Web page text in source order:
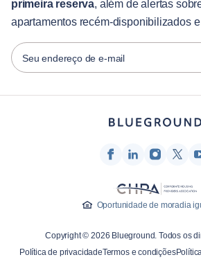
Guias da cidade
Parceiros
Operadoras de aluguel mobiliado
Influenciadores e afiliados
Carreiras
Português
Español
primeira reserva, além de alertas
apartamentos recém-disponibilizados
Seu endereço de e-mail
Oportunidade de moradia
Copyright © 2026 Blueground. Todos os
Política de privacidadeTermos e condições